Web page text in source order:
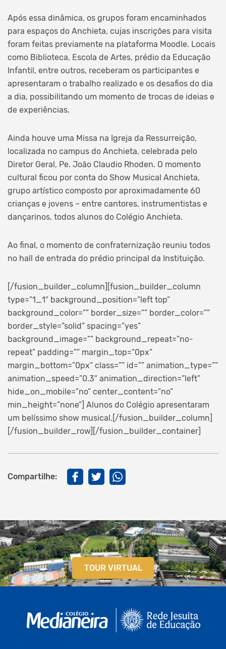
Após essa dinâmica, os grupos foram encaminhados
para espaços do Anchieta, cujas inscrições para visita
foram feitas previamente na plataforma Moodle. Locais
como Biblioteca, Escola de Artes, prédio da Educação
Infantil, entre outros, receberam os participantes e
apresentaram o trabalho realizado e os desafios do dia
a dia, possibilitando um momento de trocas de ideias e
de experiências.
Ainda houve uma Missa na Igreja da Ressurreição,
localizada no campus do Anchieta, celebrada pelo
Diretor Geral, Pe. João Claudio Rhoden. O momento
cultural ficou por conta do Show Musical Anchieta,
grupo artístico composto por aproximadamente 60
crianças e jovens – entre cantores, instrumentistas e
dançarinos, todos alunos do Colégio Anchieta.
Ao final, o momento de confraternização reuniu todos
no hall de entrada do prédio principal da Instituição.
[/fusion_builder_column][fusion_builder_column
type=”1_1″ background_position=”left top”
background_color=”” border_size=”” border_color=””
border_style=”solid” spacing=”yes”
background_image=”” background_repeat=”no-
repeat” padding=”” margin_top=”0px”
margin_bottom=”0px” class=”” id=”” animation_type=””
animation_speed=”0.3″ animation_direction=”left”
hide_on_mobile=”no” center_content=”no”
min_height=”none”] Alunos do Colégio apresentaram
um belíssimo show musical.[/fusion_builder_column]
[/fusion_builder_row][/fusion_builder_container]
Compartilhe:
TOUR VIRTUAL